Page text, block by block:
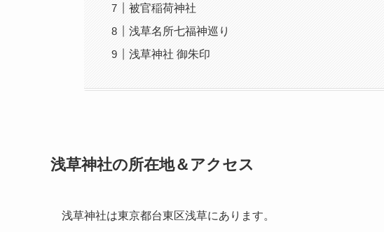
被官稲荷神社
浅草名所七福神巡り
浅草神社 御朱印
浅草神社の所在地＆アクセス
浅草神社は東京都台東区浅草にあります。